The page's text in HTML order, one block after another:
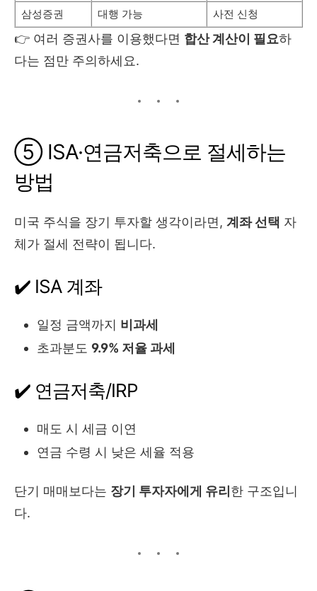
삼성증권
대행 가능 사전 신청
👉 여러 증권사를 이용했다면 합산 계산이 필요하
다는 점만 주의하세요.
⑤ ISA·연금저축으로 절세하는
방법
미국 주식을 장기 투자할 생각이라면, 계좌 선택 자
체가 절세 전략이 됩니다.
✔️ ISA 계좌
일정 금액까지 비과세
초과분도 9.9% 저율 과세
✔️ 연금저축/IRP
매도 시 세금 이연
연금 수령 시 낮은 세율 적용
단기 매매보다는 장기 투자자에게 유리 한 구조입니
다.